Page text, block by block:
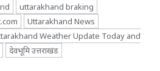
uttarakhand braking
Uttarakhand News
Weather Update Today and
देवभूमि उत्तराखंड